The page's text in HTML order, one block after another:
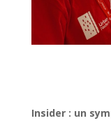
Insider : un